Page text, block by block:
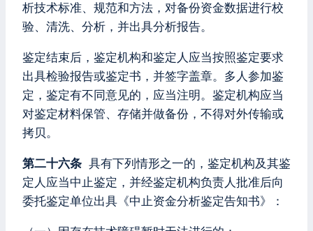
析技术标准、规范和方法，对备份资金数据进行校
验、清洗、分析，并出具分析报告。
鉴定结束后，鉴定机构和鉴定人应当按照鉴定要求
出具检验报告或鉴定书，并签字盖章。多人参加鉴
定，鉴定有不同意见的，应当注明。鉴定机构应当
对鉴定材料保管、存储并做备份，不得对外传输或
拷贝。
第二十六条 具有下列情形之一的，鉴定机构及其鉴
定人应当中止鉴定，并经鉴定机构负责人批准后向
委托鉴定单位出具《中止资金分析鉴定告知书》：